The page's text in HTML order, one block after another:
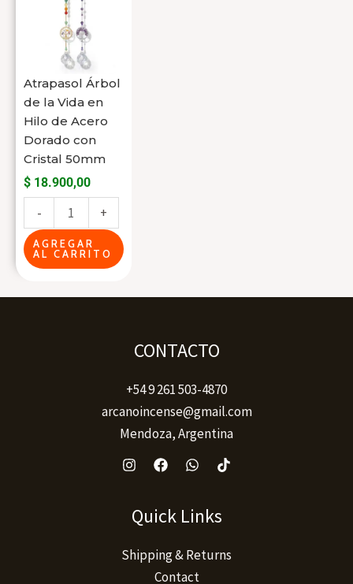
Atrapasol Árbol
de la Vida en
Hilo de Acero
Dorado con
Cristal 50mm
$ 18.900,00
-
en
Hilo
de
Acero
Dorado
con
Cristal
50mm
cantidad
+
AGREGAR
AL CARRITO
CONTACTO
+54 9 261 503-4870
arcanoincense@gmail.com
Mendoza, Argentina
Quick Links
Shipping & Returns
Contact